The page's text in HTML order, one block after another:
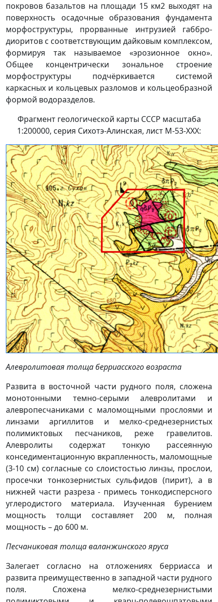
покровов базальтов на площади 15 км2 выходят на
поверхность осадочные образования фундамента
морфоструктуры, прорванные интрузией габбро-
диоритов с соответствующим дайковым комплексом,
формируя так называемое «эрозионное окно».
Общее концентрически зональное строение
морфоструктуры подчёркивается системой
каркасных и кольцевых разломов и кольцеобразной
формой водоразделов.
Фрагмент геологической карты СССР масштаба
1:200000, серия Сихотэ-Алинская, лист M-53-XXX:
Алевролитовая толща берриасского возраста
Развита в восточной части рудного поля, сложена
монотонными темно-серыми алевролитами и
алевропесчаниками с маломощными прослоями и
линзами аргиллитов и мелко-среднезернистых
полимиктовых песчаников, реже гравелитов.
Алевролиты содержат тонкую рассеянную
конседиментационную вкрапленность, маломощные
(3-10 см) согласные со слоистостью линзы, прослои,
просечки тонкозернистых сульфидов (пирит), а в
нижней части разреза - примесь тонкодисперсного
углеродистого материала. Изученная бурением
мощность толщи составляет 200 м, полная
мощность – до 600 м.
Песчаниковая толща валанжинского яруса
Залегает согласно на отложениях берриасса и
развита преимущественно в западной части рудного
поля. Сложена мелко-среднезернистыми